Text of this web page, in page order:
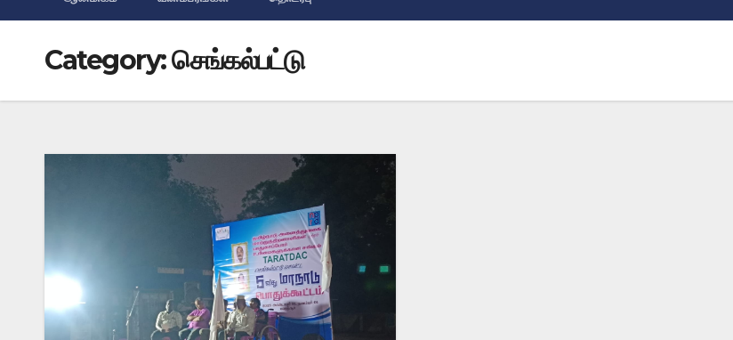
Category:செங்கல்பட்டு